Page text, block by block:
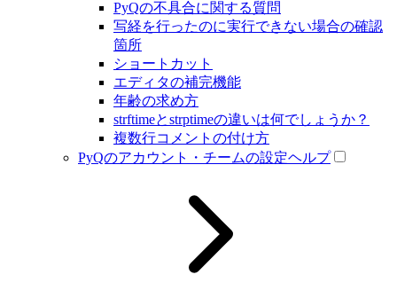
PyQの不具合に関する質問
写経を行ったのに実行できない場合の確認
箇所
ショートカット
エディタの補完機能
年齢の求め方
strftimeとstrptimeの違いは何でしょうか？
複数行コメントの付け方
PyQのアカウント・チームの設定ヘルプ